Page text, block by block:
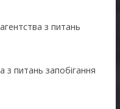
з питань
з питань запобігання